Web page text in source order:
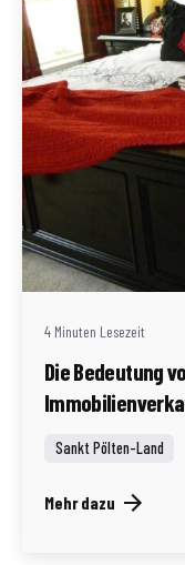
(AT)
4 Minuten Lesezeit
Die Bedeutung
Sankt Pölten-Land
Mehr dazu